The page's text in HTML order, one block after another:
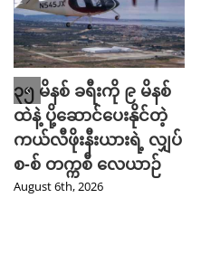
၃၅ မိနစ် ခရီးကို ၉ မိနစ်
ထဲနဲ့ ပို့ဆောင်ပေးနိုင်တဲ့
ကယ်လီဖိုးနီးယားရဲ့ လျှပ်
စ-စ် တက္ကစီ လေယာဉ်
August 6th, 2026